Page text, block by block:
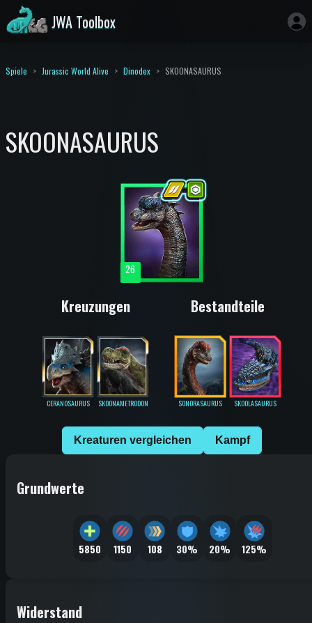
JWA Toolbox
Spiele Jurassic World Alive Dinodex SKOONASAURUS
SKOONASAURUS
26
Kreuzungen
CERANOSAURUS SKOONAMETRODON
Bestandteile
SONORASAURUS SKOOLASAURUS
Kreaturen vergleichen Kampf
Grundwerte
5850 1150 108 30% 20% 125%
Widerstand